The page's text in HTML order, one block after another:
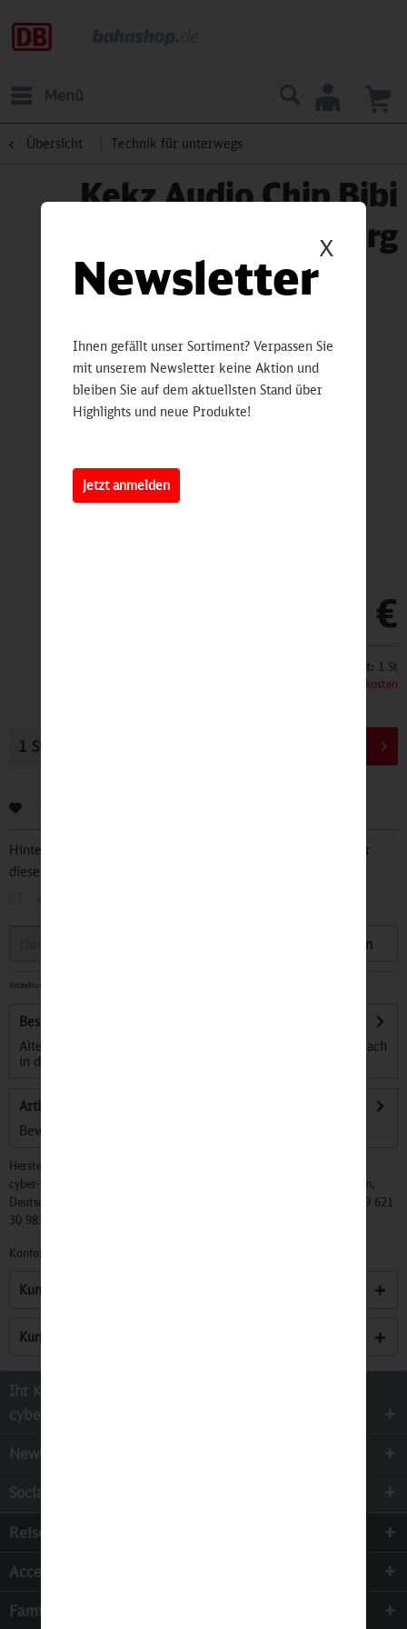
Menü
Übersicht Technik für unterwegs
Kekz Audio Chip Bibi
Blocksberg
9,99 €
Inhalt: 1 St
zzgl. Versandkosten
Hinterlegen Sie Ihre Email Adresse und bleiben Sie stets über
diesen Artikel informiert.
Speichern
Artikelnummer:
Beschreibung
Altersempfehlung: 4 bis 8 Jahre Die Kekz Chips können einfach
in den Kekzhörer...
Artikel bewerten
Bewertungen lesen, schreiben und diskutieren...
Hersteller:
cyber-Wear Heidelberg GmbH, Elsa-Brändström-Str. 4, 68229 Mannheim,
Deutschland, Info@mycybergroup.com, https://mycybergroup.com, +49 621
30 983 0
Konformitätserklärungen zu unseren Produkten finden Sie
Kunden kauften auch
Kunden haben sich ebenfalls angesehen
Ihr Kontakt zur
cyber-Wear Heidelberg GmbH
Newsletter
Socialmedia
Reisen
Accessoires
Familie & Kinder
X
Newsletter
Ihnen gefällt unser Sortiment? Verpassen Sie
mit unserem Newsletter keine Aktion und
bleiben Sie auf dem aktuellsten Stand über
Highlights und neue Produkte!
Jetzt anmelden